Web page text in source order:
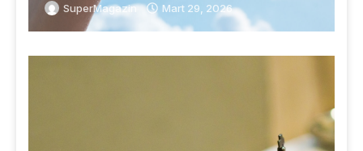
SuperMagazin Mart 29, 2026